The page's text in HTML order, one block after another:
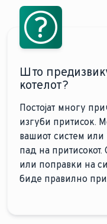
Што
котелот?
Постојат многу
изгуби притисок.
вашиот систем
пад на
или поправки на
биде правилно